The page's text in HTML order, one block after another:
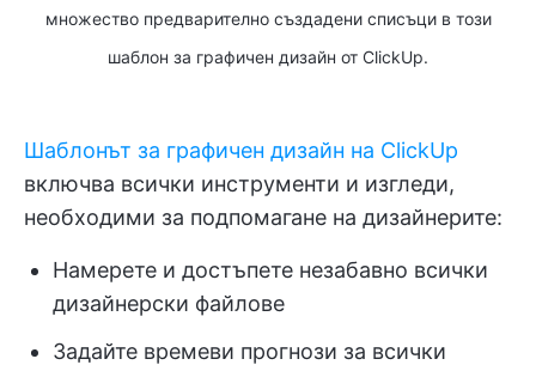
множество предварително създадени списъци в този
шаблон за графичен дизайн от ClickUp.
Шаблонът за графичен дизайн на ClickUp
включва всички инструменти и изгледи,
необходими за подпомагане на дизайнерите:
Намерете и достъпете незабавно всички
дизайнерски файлове
Задайте времеви прогнози за всички